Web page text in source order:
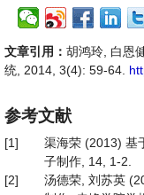
文章引用： 胡鸿玲, 白恩
统, 2014, 3(4): 59-64.
参考文献
[1]
渠海荣 (2013) 基
子制作, 14, 1-2.
[2]
汤德荣, 刘苏英